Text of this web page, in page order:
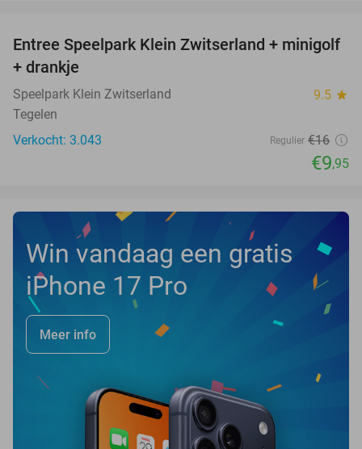
38%
Entree Speelpark Klein Zwitserland + minigolf
+ drankje
Speelpark Klein Zwitserland 9.5 star
Tegelen
Verkocht: 3.043
Regulier €16
€9,95
Win vandaag een gratis
iPhone 17 Pro
Meer info